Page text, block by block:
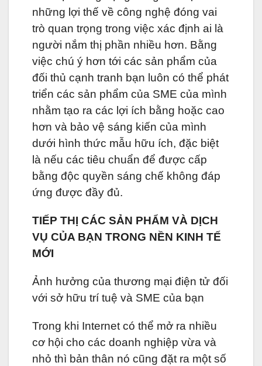
những lợi thế về công nghệ đóng vai
trò quan trọng trong việc xác định ai là
người nắm thị phần nhiều hơn. Bằng
việc chú ý hơn tới các sản phẩm của
đối thủ cạnh tranh bạn luôn có thể phát
triển các sản phẩm của SME của mình
nhằm tạo ra các lợi ích bằng hoặc cao
hơn và bảo vệ sáng kiến của mình
dưới hình thức mẫu hữu ích, đặc biệt
là nếu các tiêu chuẩn để được cấp
bằng độc quyền sáng chế không đáp
ứng được đầy đủ.
TIẾP THỊ CÁC SẢN PHẨM VÀ DỊCH
VỤ CỦA BẠN TRONG NỀN KINH TẾ
MỚI
Ảnh hưởng của thương mại điện tử đối
với sở hữu trí tuệ và SME của bạn
Trong khi Internet có thể mở ra nhiều
cơ hội cho các doanh nghiệp vừa và
nhỏ thì bản thân nó cũng đặt ra một số